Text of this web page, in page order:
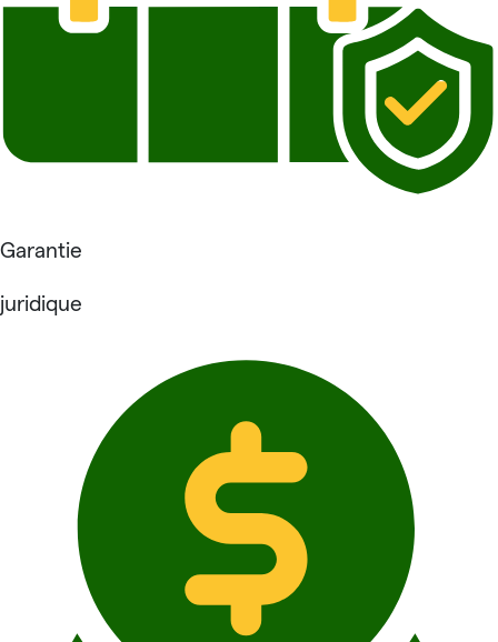
Garantie
juridique